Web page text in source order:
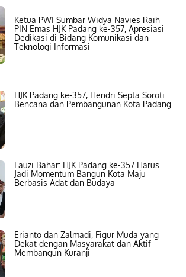
Ketua PWI Sumbar Widya Navies Raih
PIN Emas HJK Padang ke-357, Apresiasi
Dedikasi di Bidang Komunikasi dan
Teknologi Informasi
HJK Padang ke-357, Hendri Septa Soroti
Bencana dan Pembangunan Kota Padang
Fauzi Bahar: HJK Padang ke-357 Harus
Jadi Momentum Bangun Kota Maju
Berbasis Adat dan Budaya
Erianto dan Zalmadi, Figur Muda yang
Dekat dengan Masyarakat dan Aktif
Membangun Kuranji